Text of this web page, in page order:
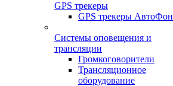
GPS трекеры
GPS трекеры АвтоФон
Системы оповещения и
трансляции
Громкоговорители
Трансляционное
оборудование